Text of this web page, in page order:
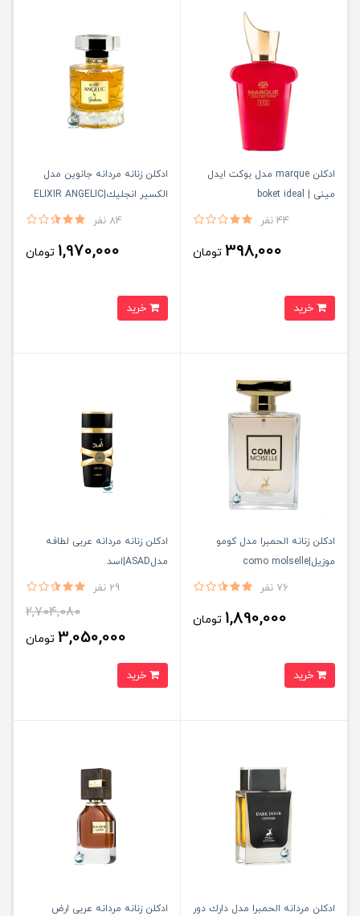
ادکلن marque مدل بوکت ایدل
مینی | boket ideal
44 نفر
398,000 تومان
ادكلن زنانه مردانه جانوين مدل
الكسير انجليك|ELIXIR ANGELIC
84 نفر
1,970,000 تومان
ادكلن زنانه الحمبرا مدل كومو
موزيل|como molselle
76 نفر
1,890,000 تومان
ادكلن زنانه مردانه عربى لطافه
مدلASAD|اسد
29 نفر
2,704,080
3,050,000 تومان
ادكلن مردانه الحمبرا مدل دارك دور
ادكلن زنانه مردانه عربى ارض